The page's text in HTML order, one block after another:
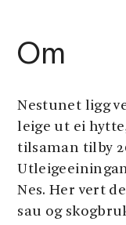
Om
Nestunet ligg
leige ut ei
tilsaman tilby
Nes. Her vert
sau og